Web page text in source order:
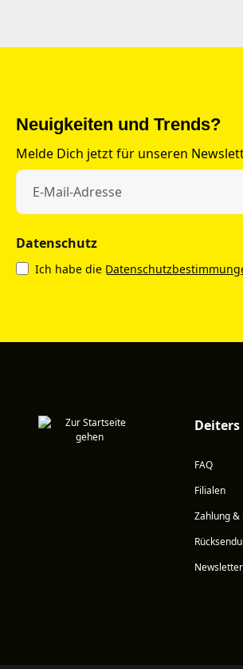
Neuigkeiten und Trends?
Melde Dich jetzt für unseren
Datenschutz
Ich habe die
FAQ
Filialen
Zahlung &
Newsletter